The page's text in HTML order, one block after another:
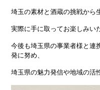
埼玉の素材と酒蔵の挑戦から
実際に手に取ってお楽しみい
今後も埼玉県の事業者様と連
発に努め、
埼玉県の魅力発信や地域の活